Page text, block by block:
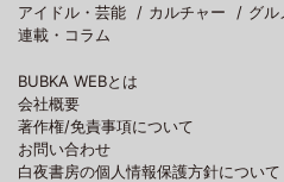
アイドル・芸能
カルチャー グル
連載・コラム
BUBKA WEBとは
会社概要
著作権/免責事項について
お問い合わせ
白夜書房の個人情報保護方針について